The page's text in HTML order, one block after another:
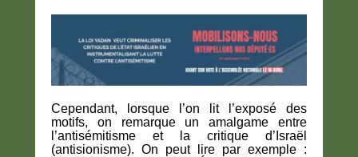
Cependant, lorsque l’on lit l’exposé des
motifs, on remarque un amalgame entre
l’antisémitisme et la critique d’Israël
(antisionisme). On peut lire par exemple :